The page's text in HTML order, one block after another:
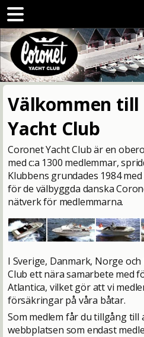
Välkommen till
Yacht Club
Coronet Yacht Club är en
med c:a 1300 medlemmar,
Klubbens grundades 1984
för de välbyggda danska
nätverk för medlemmarna.
I Sverige, Danmark, Norge
Club ett nära samarbete med
Atlantica, vilket gör att vi
försäkringar på våra båtar.
Som medlem får du tillgång till
webbplatsen som endast